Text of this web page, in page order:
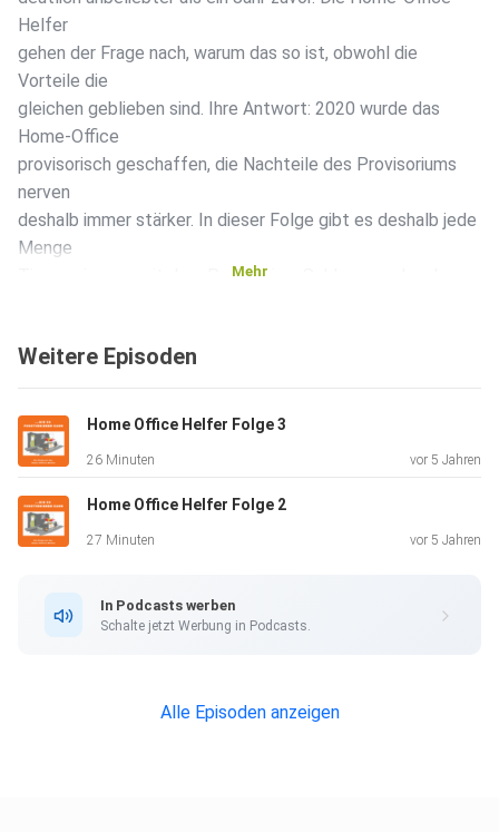
Helfer
gehen der Frage nach, warum das so ist, obwohl die
Vorteile die
gleichen geblieben sind. Ihre Antwort: 2020 wurde das
Home-Office
provisorisch geschaffen, die Nachteile des Provisoriums
nerven
deshalb immer stärker. In dieser Folge gibt es deshalb jede
Menge
Tipps, wie man mit dem Provisorium Schluss machen kann.
Mehr
Weitere Episoden
Home Office Helfer Folge 3
26 Minuten vor 5 Jahren
Home Office Helfer Folge 2
27 Minuten vor 5 Jahren
In Podcasts werben
Schalte jetzt Werbung in Podcasts.
Alle Episoden anzeigen